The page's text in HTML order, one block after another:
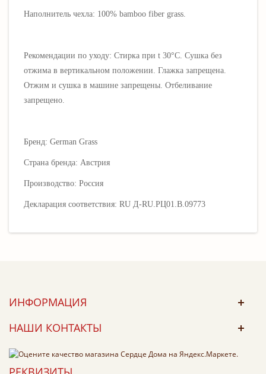
Наполнитель чехла: 100% bamboo fiber grass.
Рекомендации по уходу: Стирка при t 30°C. Сушка без
отжима в вертикальном положении. Глажка запрещена.
Отжим и сушка в машине запрещены. Отбеливание
запрещено.
Бренд: German Grass
Страна бренда: Австрия
Производство: Россия
Декларация соответствия: RU Д-RU.РЦ01.В.09773
ИНФОРМАЦИЯ
НАШИ КОНТАКТЫ